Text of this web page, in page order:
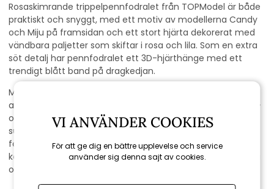
Rosaskimrande trippelpennfodralet från TOPModel är både
praktiskt och snyggt, med ett motiv av modellerna Candy
och Miju på framsidan och ett stort hjärta dekorerat med
vändbara paljetter som skiftar i rosa och lila. Som en extra
söt detalj har pennfodralet ett 3D-hjärthänge med ett
trendigt blått band på dragkedjan.
Med tre separata fack är pennfodralet fullt utrustat med
allt ditt barn behöver för skolarbetet. Inuti hittar du 18 färg-
och tuschpennor, 2 blyertspennor, en pennvässare,
suddgummi, linjal, sax, limstift och en liten kardborreficka
för att hålla alla tillbehör organiserade. Detta pennfodral
kombinerar stil och funktion och är perfekt för alla kreativa
och organiserade barn!
VI ANVÄNDER COOKIES
För att ge dig en bättre upplevelse och service
använder sig denna sajt av cookies.